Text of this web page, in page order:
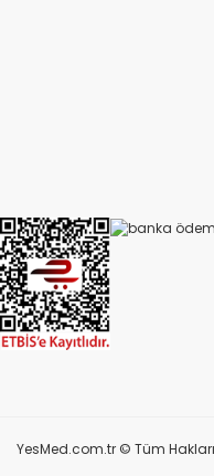
YesMed.com.tr © Tüm